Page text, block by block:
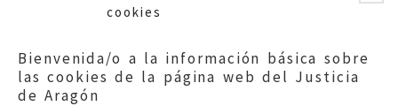
cookies
Bienvenida/o a la información básica sobre
las cookies de la página web del Justicia
de Aragón